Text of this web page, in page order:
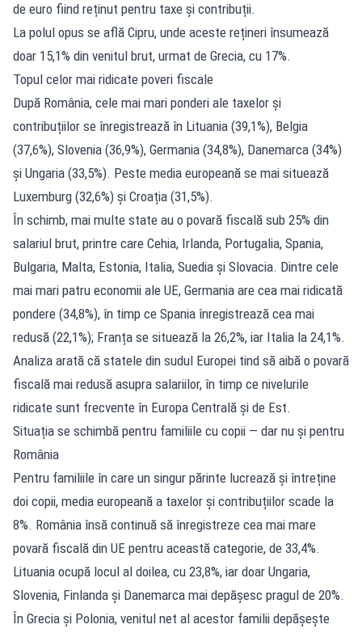
de euro fiind reținut pentru taxe și contribuții.
La polul opus se află Cipru, unde aceste rețineri însumează
doar 15,1% din venitul brut, urmat de Grecia, cu 17%.
Topul celor mai ridicate poveri fiscale
După România, cele mai mari ponderi ale taxelor și
contribuțiilor se înregistrează în Lituania (39,1%), Belgia
(37,6%), Slovenia (36,9%), Germania (34,8%), Danemarca (34%)
și Ungaria (33,5%). Peste media europeană se mai situează
Luxemburg (32,6%) și Croația (31,5%).
În schimb, mai multe state au o povară fiscală sub 25% din
salariul brut, printre care Cehia, Irlanda, Portugalia, Spania,
Bulgaria, Malta, Estonia, Italia, Suedia și Slovacia. Dintre cele
mai mari patru economii ale UE, Germania are cea mai ridicată
pondere (34,8%), în timp ce Spania înregistrează cea mai
redusă (22,1%); Franța se situează la 26,2%, iar Italia la 24,1%.
Analiza arată că statele din sudul Europei tind să aibă o povară
fiscală mai redusă asupra salariilor, în timp ce nivelurile
ridicate sunt frecvente în Europa Centrală și de Est.
Situația se schimbă pentru familiile cu copii — dar nu și pentru
România
Pentru familiile în care un singur părinte lucrează și întreține
doi copii, media europeană a taxelor și contribuțiilor scade la
8%. România însă continuă să înregistreze cea mai mare
povară fiscală din UE pentru această categorie, de 33,4%.
Lituania ocupă locul al doilea, cu 23,8%, iar doar Ungaria,
Slovenia, Finlanda și Danemarca mai depășesc pragul de 20%.
În Grecia și Polonia, venitul net al acestor familii depășește